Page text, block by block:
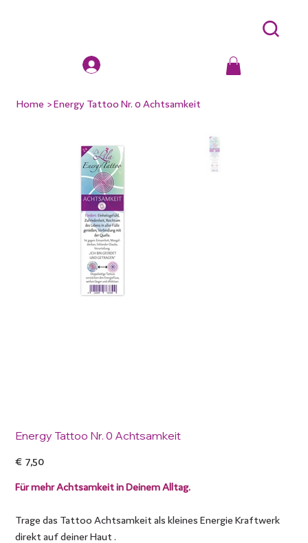
Home >Energy Tattoo Nr. 0 Achtsamkeit
Energy Tattoo Nr. 0 Achtsamkeit
€ 7,50
Für mehr Achtsamkeit in Deinem Alltag.
Trage das Tattoo Achtsamkeit als kleines Energie Kraftwerk
direkt auf deiner Haut .